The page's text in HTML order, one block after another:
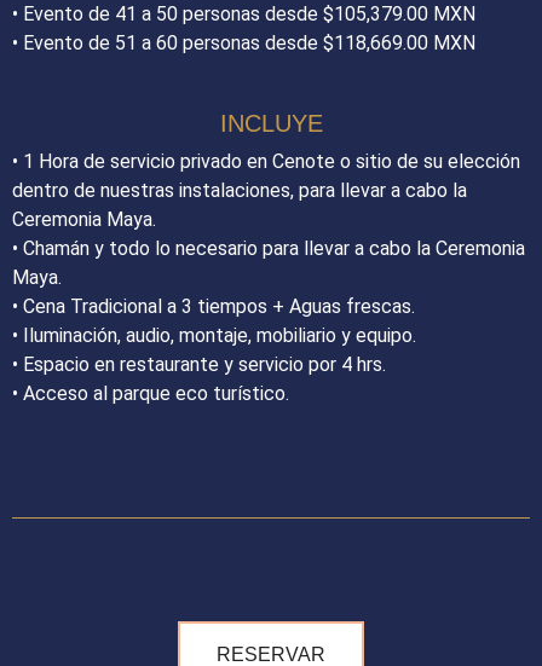
•⁠ ⁠Evento de 41 a 50 personas desde $105,379.00 MXN
•⁠ ⁠Evento de 51 a 60 personas desde $118,669.00 MXN
INCLUYE
•⁠ ⁠1 Hora de servicio privado en Cenote o sitio de su elección
dentro de nuestras instalaciones, para llevar a cabo la
Ceremonia Maya.
•⁠ ⁠Chamán y todo lo necesario para llevar a cabo la Ceremonia
Maya.
•⁠ ⁠Cena Tradicional a 3 tiempos + Aguas frescas.
•⁠ ⁠Iluminación, audio, montaje, mobiliario y equipo.
•⁠ ⁠Espacio en restaurante y servicio por 4 hrs.
•⁠ ⁠Acceso al parque eco turístico.
RESERVAR